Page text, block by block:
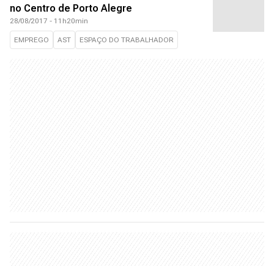
no Centro de Porto Alegre
28/08/2017 - 11h20min
EMPREGO AST ESPAÇO DO TRABALHADOR